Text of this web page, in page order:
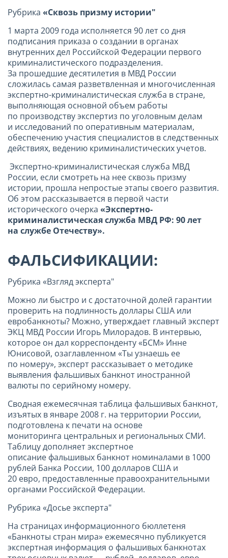
Рубрика «Сквозь призму истории"
1 марта 2009 года исполняется 90 лет со дня
подписания приказа о создании в органах
внутренних дел Российской Федерации первого
криминалистического подразделения.
За прошедшие десятилетия в МВД России
сложилась самая разветвленная и многочисленная
экспертно-криминалистическая служба в стране,
выполняющая основной объем работы
по производству экспертиз по уголовным делам
и исследований по оперативным материалам,
обеспечению участия специалистов в следственных
действиях, ведению криминалистических учетов.
Экспертно-криминалистическая служба МВД
России, если смотреть на нее сквозь призму
истории, прошла непростые этапы своего развития.
Об этом рассказывается в первой части
исторического очерка «Экспертно-
криминалистическая служба МВД РФ: 90 лет
на службе Отечеству».
ФАЛЬСИФИКАЦИИ:
Рубрика «Взгляд эксперта"
Можно ли быстро и с достаточной долей гарантии
проверить на подлинность доллары США или
евробанкноты? Можно, утверждает главный эксперт
ЭКЦ МВД России Игорь Милорадов. В интервью,
которое он дал корреспонденту «БСМ» Инне
Юнисовой, озаглавленном «Ты узнаешь ее
по номеру», эксперт рассказывает о методике
выявления фальшивых банкнот иностранной
валюты по серийному номеру.
Сводная ежемесячная таблица фальшивых банкнот,
изъятых в январе 2008 г. на территории России,
подготовлена к печати на основе
мониторинга центральных и региональных СМИ.
Таблицу дополняет экспертное
описание фальшивых банкнот номиналами в 1000
рублей Банка России, 100 долларов США и
20 евро, предоставленные правоохранительными
органами Российской Федерации.
Рубрика «Досье эксперта"
На страницах информационного бюллетеня
«Банкноты стран мира» ежемесячно публикуется
экспертная информация о фальшивых банкнотах